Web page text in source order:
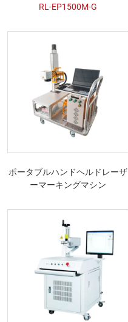
RL-EP1500M-G
ポータブルハンドヘルドレーザ
ーマーキングマシン